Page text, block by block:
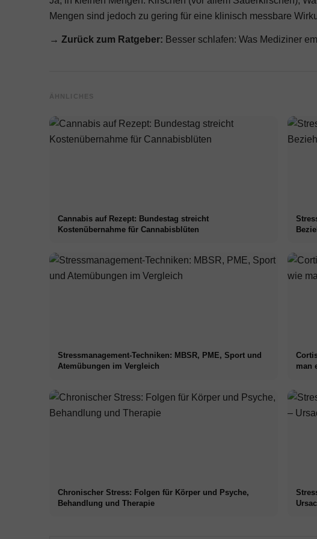
Mengen sind jedoch zu gering für eine klinisch messbare
→ Zurück zum Ratgeber: Besser schlafen: Was Mediziner
ÄHNLICHES
Cannabis auf Rezept: Bundestag streicht
Kostenübernahme für Cannabisblüten
Stressmanagement-Techniken: MBSR, PME, Sport und
Atemübungen im Vergleich
man
Chronischer Stress: Folgen für Körper und Psyche,
Behandlung und Therapie